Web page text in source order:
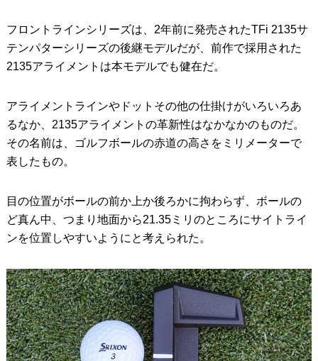
フロントラインシリーズは、2年前に発売されたTFi 2135サ
テンパターシリーズの後継モデルだが、前作で採用された
2135アライメントは本モデルでも健在だ。
アライメントラインやドットその他の仕掛けがいろいろあ
るなか、2135アライメントの革新性はなかなかのものだ。
その名前は、ゴルフボールの赤道の高さをミリメーターで
表したもの。
目の位置がボールの前か上か後ろかに拘わらず、ボールの
ど真ん中、つまり地面から21.35ミリのところにサイトライ
ンを位置しやすいようにと考えられた。